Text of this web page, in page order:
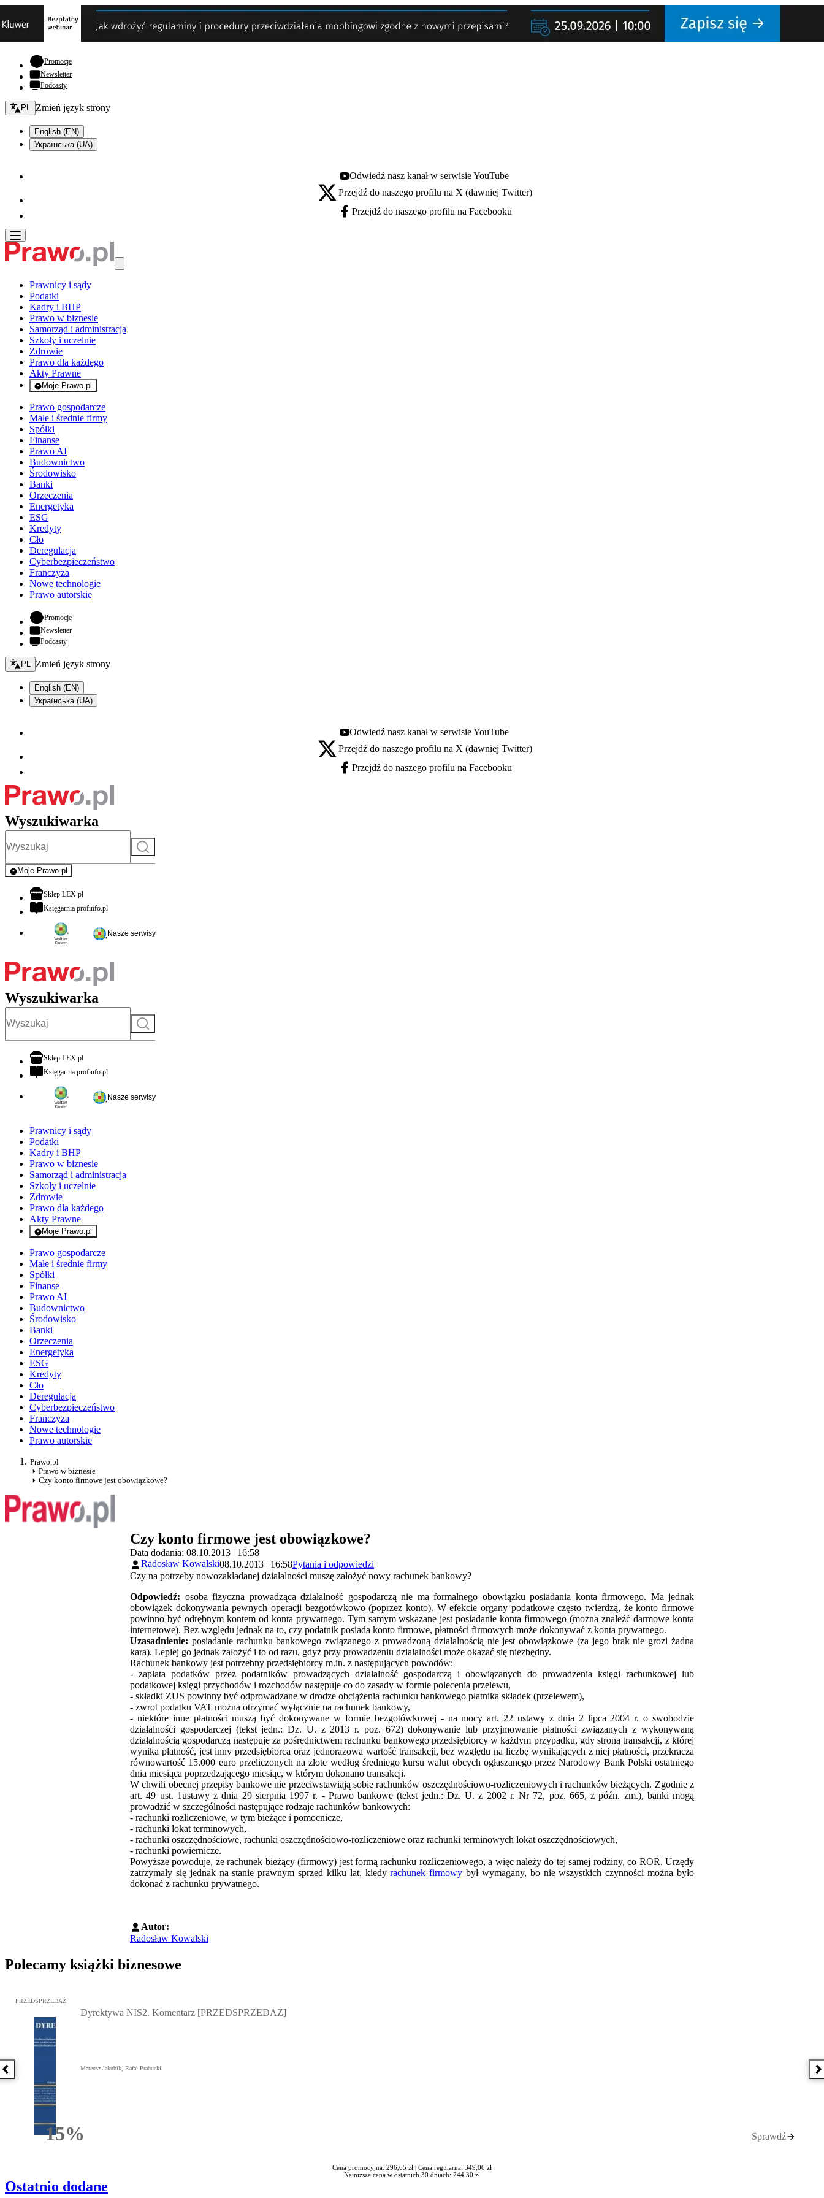
Promocje- otwiera się w nowej karcie
Newsletter
Podcasty
Zmień język - bieżący:
PL Zmień język strony
English (EN)
Українська (UA)
Youtube - otwiera się w nowej karcie
Odwiedź nasz kanał w serwisie YouTube
X - otwiera się w nowej karcie
Przejdź do naszego profilu na X (dawniej Twitter)
Facebook - otwiera się w nowej karcie
Przejdź do naszego profilu na Facebooku
Prawnicy i sądy
Podatki
Kadry i BHP
Prawo w biznesie
Samorząd i administracja
Szkoły i uczelnie
Zdrowie
Prawo dla każdego
Akty Prawne
Moje Prawo.pl
- rejestracja i logowanie do serwisu
Prawo gospodarcze
Małe i średnie firmy
Spółki
Finanse
Prawo AI
Budownictwo
Środowisko
Banki
Orzeczenia
Energetyka
ESG
Kredyty
Cło
Deregulacja
Cyberbezpieczeństwo
Franczyza
Nowe technologie
Prawo autorskie
Promocje- otwiera się w nowej karcie
Newsletter
Podcasty
Zmień język - bieżący:
PL Zmień język strony
English (EN)
Українська (UA)
Youtube - otwiera się w nowej karcie
Odwiedź nasz kanał w serwisie YouTube
X - otwiera się w nowej karcie
Przejdź do naszego profilu na X (dawniej Twitter)
Facebook - otwiera się w nowej karcie
Przejdź do naszego profilu na Facebooku
Wyszukiwarka
Szukaj
Moje Prawo.pl
- rejestracja i logowanie do serwisu
Sklep LEX.plotwiera się w nowej karcie
Księgarnia profinfo.plotwiera się w nowej karcie
Nasze serwisy
Wyszukiwarka
Szukaj
Sklep LEX.plotwiera się w nowej karcie
Księgarnia profinfo.plotwiera się w nowej karcie
Nasze serwisy
Prawnicy i sądy
Podatki
Kadry i BHP
Prawo w biznesie
Samorząd i administracja
Szkoły i uczelnie
Zdrowie
Prawo dla każdego
Akty Prawne
Moje Prawo.pl
- rejestracja i logowanie do serwisu
Prawo gospodarcze
Małe i średnie firmy
Spółki
Finanse
Prawo AI
Budownictwo
Środowisko
Banki
Orzeczenia
Energetyka
ESG
Kredyty
Cło
Deregulacja
Cyberbezpieczeństwo
Franczyza
Nowe technologie
Prawo autorskie
Prawo.pl
Prawo w biznesie
Czy konto firmowe jest obowiązkowe?
Czy konto firmowe jest obowiązkowe?
Data dodania: 08.10.2013 | 16:58
Radosław Kowalski08.10.2013 | 16:58Pytania i odpowiedzi
Czy na potrzeby nowozakładanej działalności muszę założyć nowy rachunek bankowy?
Odpowiedź: osoba fizyczna prowadząca działalność gospodarczą nie ma formalnego obowiązku posiadania konta firmowego. Ma jednak
obowiązek dokonywania pewnych operacji bezgotówkowo (poprzez konto). W efekcie organy podatkowe często twierdzą, że konto firmowe
powinno być odrębnym kontem od konta prywatnego. Tym samym wskazane jest posiadanie konta firmowego (można znaleźć darmowe konta
internetowe). Bez względu jednak na to, czy podatnik posiada konto firmowe, płatności firmowych może dokonywać z konta prywatnego.
Uzasadnienie: posiadanie rachunku bankowego związanego z prowadzoną działalnością nie jest obowiązkowe (za jego brak nie grozi żadna
kara). Lepiej go jednak założyć i to od razu, gdyż przy prowadzeniu działalności może okazać się niezbędny.
Rachunek bankowy jest potrzebny przedsiębiorcy m.in. z następujących powodów:
- zapłata podatków przez podatników prowadzących działalność gospodarczą i obowiązanych do prowadzenia księgi rachunkowej lub
podatkowej księgi przychodów i rozchodów następuje co do zasady w formie polecenia przelewu,
- składki ZUS powinny być odprowadzane w drodze obciążenia rachunku bankowego płatnika składek (przelewem),
- zwrot podatku VAT można otrzymać wyłącznie na rachunek bankowy,
- niektóre inne płatności muszą być dokonywane w formie bezgotówkowej - na mocy art. 22 ustawy z dnia 2 lipca 2004 r. o swobodzie
działalności gospodarczej (tekst jedn.: Dz. U. z 2013 r. poz. 672) dokonywanie lub przyjmowanie płatności związanych z wykonywaną
działalnością gospodarczą następuje za pośrednictwem rachunku bankowego przedsiębiorcy w każdym przypadku, gdy stroną transakcji, z której
wynika płatność, jest inny przedsiębiorca oraz jednorazowa wartość transakcji, bez względu na liczbę wynikających z niej płatności, przekracza
równowartość 15.000 euro przeliczonych na złote według średniego kursu walut obcych ogłaszanego przez Narodowy Bank Polski ostatniego
dnia miesiąca poprzedzającego miesiąc, w którym dokonano transakcji.
W chwili obecnej przepisy bankowe nie przeciwstawiają sobie rachunków oszczędnościowo-rozliczeniowych i rachunków bieżących. Zgodnie z
art. 49 ust. 1ustawy z dnia 29 sierpnia 1997 r. - Prawo bankowe (tekst jedn.: Dz. U. z 2002 r. Nr 72, poz. 665, z późn. zm.), banki mogą
prowadzić w szczególności następujące rodzaje rachunków bankowych:
- rachunki rozliczeniowe, w tym bieżące i pomocnicze,
- rachunki lokat terminowych,
- rachunki oszczędnościowe, rachunki oszczędnościowo-rozliczeniowe oraz rachunki terminowych lokat oszczędnościowych,
- rachunki powiernicze.
Powyższe powoduje, że rachunek bieżący (firmowy) jest formą rachunku rozliczeniowego, a więc należy do tej samej rodziny, co ROR. Urzędy
zatrzymały się jednak na stanie prawnym sprzed kilku lat, kiedyrachunek firmowy był wymagany, bo nie wszystkich czynności można było
dokonać z rachunku prywatnego.
Autor:
Radosław Kowalski
Polecamy książki biznesowe
Poprzednia książka
Przejdź do: Dyrektywa NIS2. Komentarz [PRZEDSPRZEDAŻ], Mateusz Jakubik, Rafał Prabucki - otwiera się w nowym oknie
PRZEDSPRZEDAŻ
15%Rabatu
Dyrektywa NIS2. Komentarz [PRZEDSPRZEDAŻ]
Mateusz Jakubik, Rafał Prabucki
Sprawdź
Cena promocyjna: 296,65 zł | Cena regularna: 349,00 zł
Najniższa cena w ostatnich 30 dniach: 244,30 zł
Ostatnio dodane